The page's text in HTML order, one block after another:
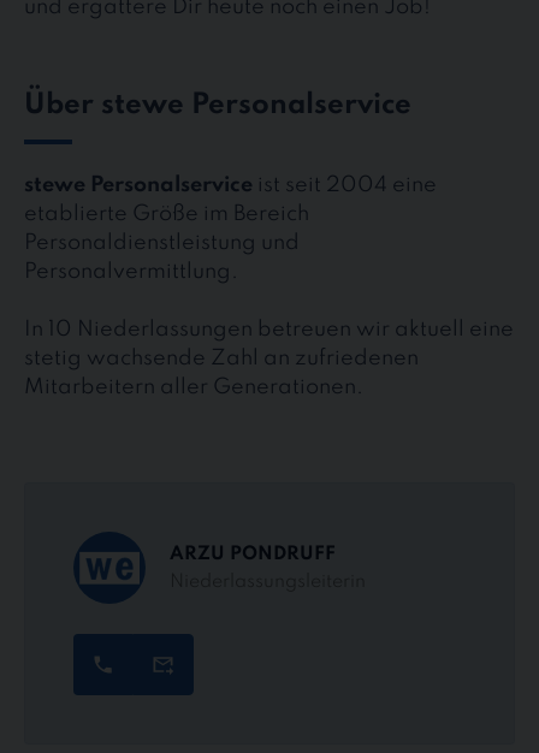
und ergattere Dir heute noch einen Job!
Über stewe Personalservice
stewe Personalservice ist seit 2004 eine
etablierte Größe im Bereich
Personaldienstleistung und
Personalvermittlung.
In 10 Niederlassungen betreuen wir aktuell eine
stetig wachsende Zahl an zufriedenen
Mitarbeitern aller Generationen.
ARZU PONDRUFF